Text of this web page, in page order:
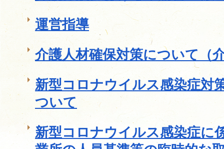
運営指導
介護人材確保対策について（
新型コロナウイルス感染症対
ついて
新型コロナウイルス感染症に